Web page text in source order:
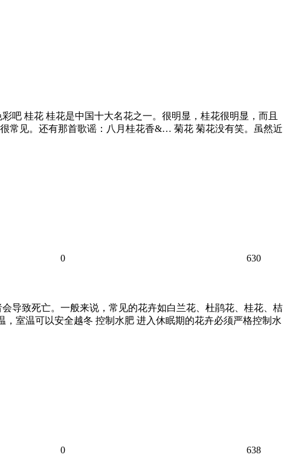
吧 桂花 桂花是中国十大名花之一。很明显，桂花很明显，而且
常见。还有那首歌谣：八月桂花香&… 菊花 菊花没有笑。虽然近
0 630
导致死亡。一般来说，常见的花卉如白兰花、杜鹃花、桂花、桔
室温可以安全越冬 控制水肥 进入休眠期的花卉必须严格控制水
0
638